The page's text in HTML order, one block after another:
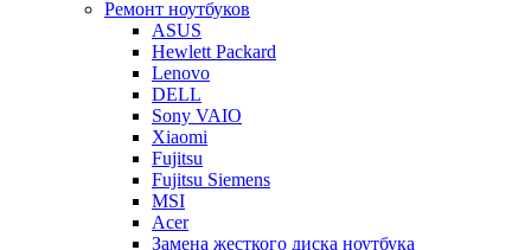
Ремонт ноутбуков
ASUS
Hewlett Packard
Lenovo
DELL
Sony VAIO
Xiaomi
Fujitsu
Fujitsu Siemens
MSI
Acer
Замена жесткого диска ноутбука